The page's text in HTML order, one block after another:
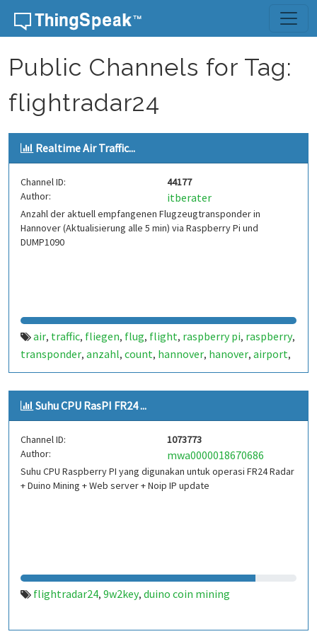
Skip to content
Public Channels for Tag:
flightradar24
Realtime Air Traffic...
Channel ID:
44177
Author:
itberater
Anzahl der aktuell empfangenen Flugzeugtransponder in
Hannover (Aktualisierung alle 5 min) via Raspberry Pi und
DUMP1090
air, traffic, fliegen, flug, flight, raspberry pi, raspberry,
transponder, anzahl, count, hannover, hanover, airport,
airplane,dump 1090,ads-b,1090,flightradar,plane,
spotter,flugdaten,twflug,auswertung,flughafen,
wenzlaff.info ,wenzlaff.de,
b777,internet of things,iot,dump1090,palanespotter,
haj,germany flightradar 24
flightaware piaware
Suhu CPU RasPI FR24 ...
Channel ID:
1073773
Author:
mwa0000018670686
Suhu CPU Raspberry PI yang digunakan untuk operasi FR24 Radar
+ Duino Mining + Web server + Noip IP update
flightradar24, 9w2key, duino coin mining